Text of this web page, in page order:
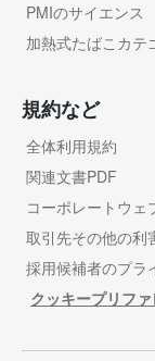
PMIのサイエンス
加熱式たばこカテ
規約など
全体利用規約
関連文書PDF
コーポレートウェ
取引先その他の利
採用候補者のプラ
クッキープリフ